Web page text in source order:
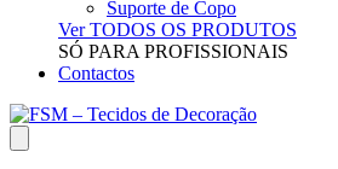
Suporte de Copo
Ver TODOS OS PRODUTOS
SÓ PARA PROFISSIONAIS
Contactos